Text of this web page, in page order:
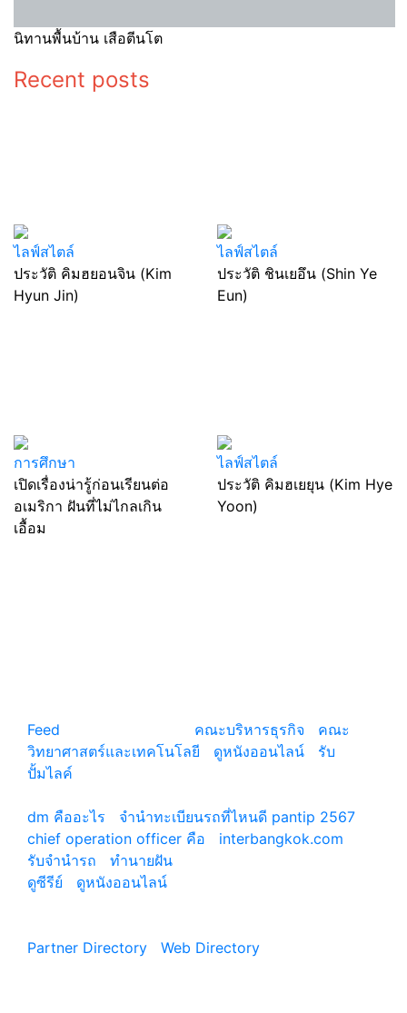
นิทานพื้นบ้าน เสือตีนโต
Recent posts
ไลฟ์สไตล์
ประวัติ คิมฮยอนจิน (Kim
Hyun Jin)
ไลฟ์สไตล์
ประวัติ ชินเยอึน (Shin Ye
Eun)
การศึกษา
เปิดเรื่องน่ารู้ก่อนเรียนต่อ
อเมริกา ฝันที่ไม่ไกลเกิน
เอื้อม
ไลฟ์สไตล์
ประวัติ คิมฮเยยุน (Kim Hye
Yoon)
Feed
คณะบริหารธุรกิจ
คณะ
วิทยาศาสตร์และเทคโนโลยี
ดูหนังออนไลน์
รับ
ปั้มไลค์
dm คืออะไร
จํานําทะเบียนรถที่ไหนดี pantip 2567
chief operation officer คือ
interbangkok.com
รับจํานํารถ
ทํานายฝัน
ดูซีรีย์
ดูหนังออนไลน์
Partner Directory Web Directory